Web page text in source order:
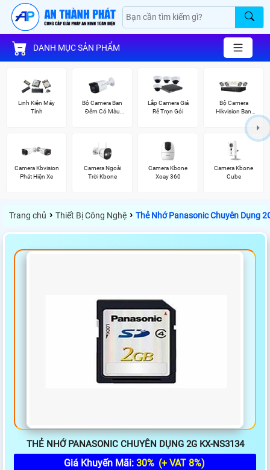
DANH MỤC SẢN PHẨM
Linh Kiện Máy
Tính
Bộ Camera Ban
Đêm Có Màu
Lắp Camera Giá
Rẻ Trọn Gói
Bộ Camera
Hikvision Ban
Đêm Có Màu
Camera Kbvision
Phát Hiện Xe
Camera Ngoài
Trời Kbone
Camera Kbone
Xoay 360
Camera Kbone
Cube
Trang chủ › Thiết Bị Công Nghệ › Thẻ Nhớ Panasonic Chuyên Dụng
THẺ NHỚ PANASONIC CHUYÊN DỤNG 2G KX-NS3134
Giá Khuyến Mãi: 30% (+ VAT 8%)